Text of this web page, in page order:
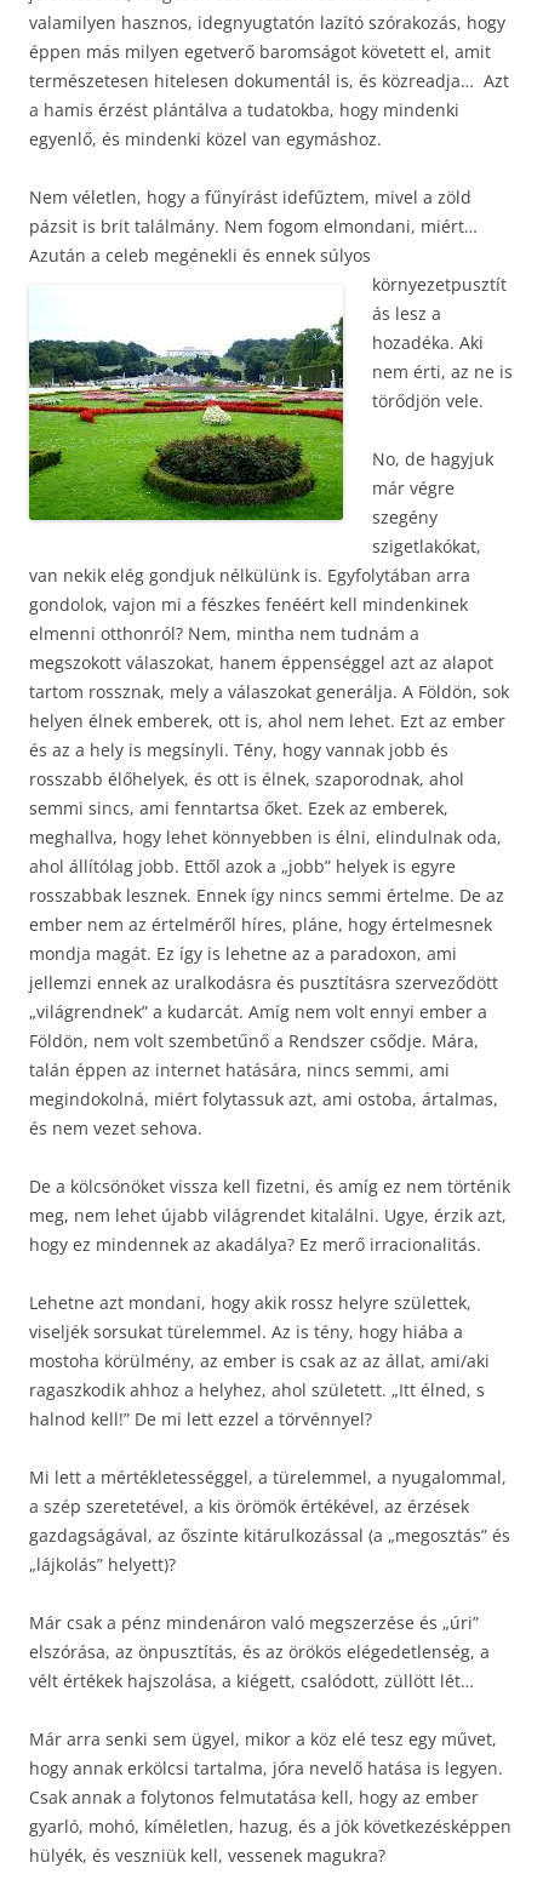
valamilyen hasznos, idegnyugtatón lazító szórakozás, hogy
éppen más milyen egetverő baromságot követett el, amit
természetesen hitelesen dokumentál is, és közreadja… Azt
a hamis érzést plántálva a tudatokba, hogy mindenki
egyenlő, és mindenki közel van egymáshoz.
Nem véletlen, hogy a fűnyírást idefűztem, mivel a zöld
pázsit is brit találmány. Nem fogom elmondani, miért…
Azután a celeb megénekli és ennek súlyos
környezetpusztít
ás lesz a
hozadéka. Aki
nem érti, az ne is
törődjön vele.
No, de hagyjuk
már végre
szegény
szigetlakókat,
van nekik elég gondjuk nélkülünk is. Egyfolytában arra
gondolok, vajon mi a fészkes fenéért kell mindenkinek
elmenni otthonról? Nem, mintha nem tudnám a
megszokott válaszokat, hanem éppenséggel azt az alapot
tartom rossznak, mely a válaszokat generálja. A Földön, sok
helyen élnek emberek, ott is, ahol nem lehet. Ezt az ember
és az a hely is megsínyli. Tény, hogy vannak jobb és
rosszabb élőhelyek, és ott is élnek, szaporodnak, ahol
semmi sincs, ami fenntartsa őket. Ezek az emberek,
meghallva, hogy lehet könnyebben is élni, elindulnak oda,
ahol állítólag jobb. Ettől azok a „jobb” helyek is egyre
rosszabbak lesznek. Ennek így nincs semmi értelme. De az
ember nem az értelméről híres, pláne, hogy értelmesnek
mondja magát. Ez így is lehetne az a paradoxon, ami
jellemzi ennek az uralkodásra és pusztításra szerveződött
„világrendnek” a kudarcát. Amíg nem volt ennyi ember a
Földön, nem volt szembetűnő a Rendszer csődje. Mára,
talán éppen az internet hatására, nincs semmi, ami
megindokolná, miért folytassuk azt, ami ostoba, ártalmas,
és nem vezet sehova.
De a kölcsönöket vissza kell fizetni, és amíg ez nem történik
meg, nem lehet újabb világrendet kitalálni. Ugye, érzik azt,
hogy ez mindennek az akadálya? Ez merő irracionalitás.
Lehetne azt mondani, hogy akik rossz helyre születtek,
viseljék sorsukat türelemmel. Az is tény, hogy hiába a
mostoha körülmény, az ember is csak az az állat, ami/aki
ragaszkodik ahhoz a helyhez, ahol született. „Itt élned, s
halnod kell!” De mi lett ezzel a törvénnyel?
Mi lett a mértékletességgel, a türelemmel, a nyugalommal,
a szép szeretetével, a kis örömök értékével, az érzések
gazdagságával, az őszinte kitárulkozással (a „megosztás” és
„lájkolás” helyett)?
Már csak a pénz mindenáron való megszerzése és „úri”
elszórása, az önpusztítás, és az örökös elégedetlenség, a
vélt értékek hajszolása, a kiégett, csalódott, züllött lét…
Már arra senki sem ügyel, mikor a köz elé tesz egy művet,
hogy annak erkölcsi tartalma, jóra nevelő hatása is legyen.
Csak annak a folytonos felmutatása kell, hogy az ember
gyarló, mohó, kíméletlen, hazug, és a jók következésképpen
hülyék, és veszniük kell, vessenek magukra?